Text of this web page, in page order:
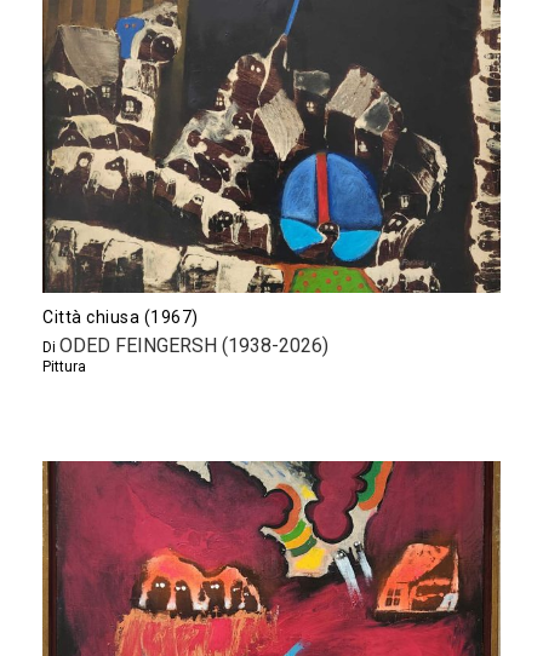
Città chiusa (1967)
Di ODED FEINGERSH (1938-2026)
Pittura